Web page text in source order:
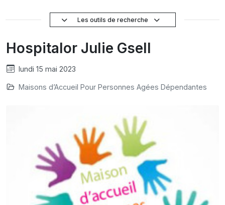
Les outils de recherche
Hospitalor Julie Gsell
lundi 15 mai 2023
Maisons d’Accueil Pour Personnes Agées Dépendantes